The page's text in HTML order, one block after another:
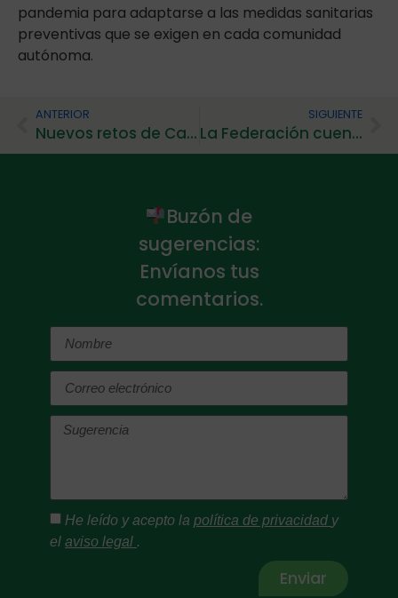
pandemia para adaptarse a las medidas sanitarias
preventivas que se exigen en cada comunidad
autónoma.
ANTERIOR
Nuevos retos de Calidad Plena en Castilla y León
SIGUIENTE
La Federación cuenta con una nueva entidad federada: Fundación Asprodes inclusión
Buzón de
sugerencias:
Envíanos tus
comentarios.
He leído y acepto la política de privacidad y
el aviso legal
Enviar